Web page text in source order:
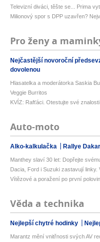
Televizní diváci, těšte se... Prima
Milionový spor s DPP uzavřen?
Pro ženy a
Nejčastější novoroční
dovolenou
Hlasatelka a moderátorka Saskia
Veggie Burritos
KVÍZ: Rafťáci. Otestujte své
Auto-moto
Alko-kalkulačka Rallye
Manthey slaví 30 let: Dopřejte
Dacia, Ford i Suzuki zastavují linky.
Vítězové a poražení po první
Věda a technika
Nejlepší chytré hodinky
Marantz mění vnitřnosti svých AV